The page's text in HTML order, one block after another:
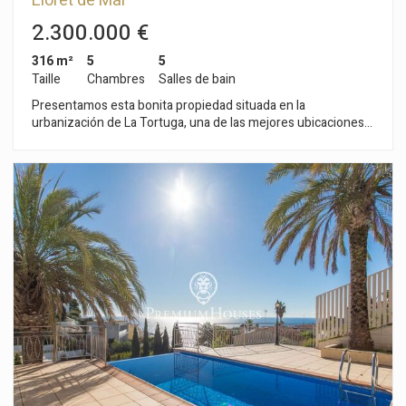
2.300.000 €
316 m²
Taille
5
Chambres
5
Salles de bain
Presentamos esta bonita propiedad situada en la
urbanización de La Tortuga, una de las mejores ubicaciones
superficie construida que ocupa 316 m2 siendo distribuidos
en dos confortables plantas. En la primera planta se
encuentra la zona de noche con tres habitaciones dobles,
otra habitación destinada a despacho, dos baños completos y
un amplio salón que da acceso directo al jardín y a la piscina.
La planta superior dispone de un amplio salón comedor con
chimenea y salida a un balcón con vistas, cocina americana
totalmente equipada con despensa, un aseo y una habitación
doble en suite con baño completo y vestidor. En la zona
exterior del jardín se puede disfrutar de una cocina de verano
totalmente equipada junto a la barbacoa con un aseo, un
garaje para un coche con espacio para dos más en el exterior
y tres trasteros. A 100 metros de la casa existe un acceso a
una bonita cala de rocas y a 10 minutos a pie se puede llegar